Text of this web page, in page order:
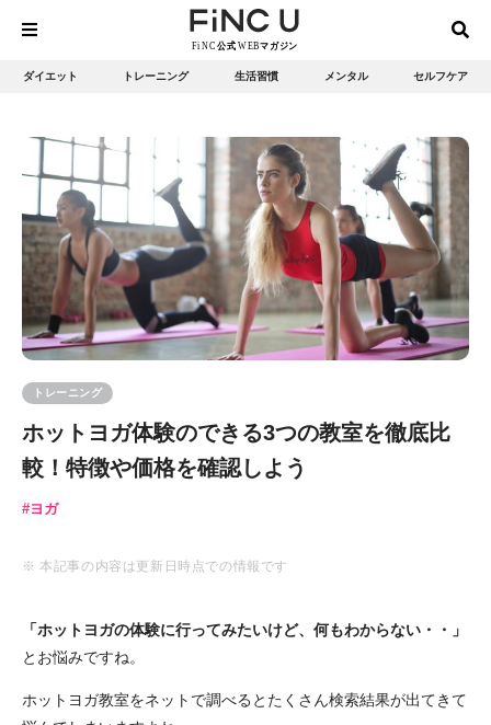
ダイエット トレーニング 生活習慣 メンタル セルフケア
トレーニング
ホットヨガ体験のできる3つの教室を徹底比
較！特徴や価格を確認しよう
ヨガ
※ 本記事の内容は更新日時点での情報です
「ホットヨガの体験に行ってみたいけど、何もわからない・・」
とお悩みですね。
ホットヨガ教室をネットで調べるとたくさん検索結果が出てきて